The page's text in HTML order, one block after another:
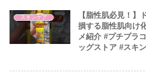
スキンケア
【脂性肌必見！】
損する脂性肌向け
メ紹介 #プチプラ
ッグストア #スキ